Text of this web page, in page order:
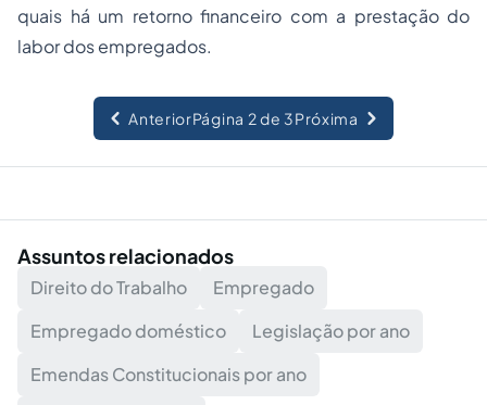
quais há um retorno financeiro com a prestação do
labor dos empregados.
AnteriorPágina 2 de 3Próxima
Assuntos relacionados
Direito do Trabalho
Empregado
Empregado doméstico
Legislação por ano
Emendas Constitucionais por ano